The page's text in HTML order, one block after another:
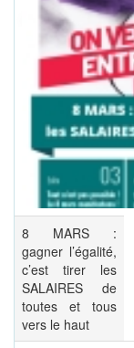
8 MARS :
gagner l’égalité,
c’est tirer les
SALAIRES de
toutes et tous
vers le haut